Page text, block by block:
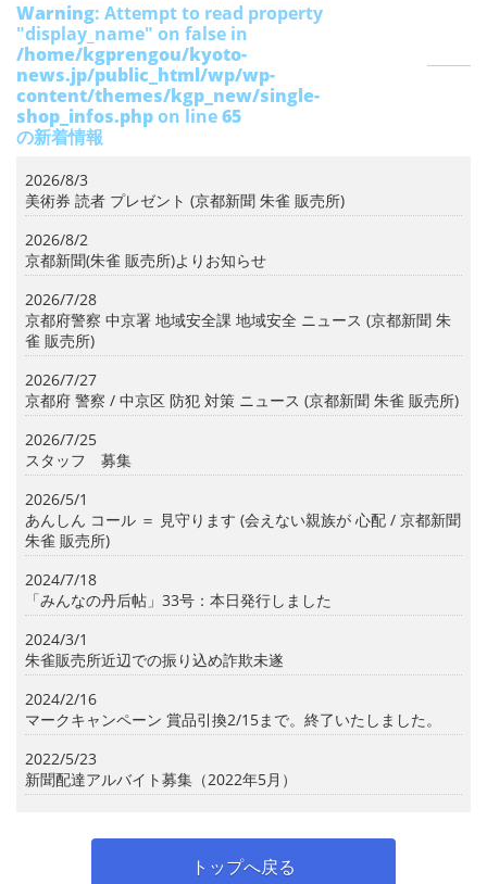
Warning: Attempt to read property
"display_name" on false in
/home/kgprengou/kyoto-
news.jp/public_html/wp/wp-
content/themes/kgp_new/single-
shop_infos.phpon line65
の新着情報
2026/8/3
美術券 読者 プレゼント (京都新聞 朱雀 販売所)
2026/8/2
京都新聞(朱雀 販売所)よりお知らせ
2026/7/28
京都府警察 中京署 地域安全課 地域安全 ニュース (京都新聞 朱
雀 販売所)
2026/7/27
京都府 警察 / 中京区 防犯 対策 ニュース (京都新聞 朱雀 販売所)
2026/7/25
スタッフ 募集
2026/5/1
あんしん コール ＝ 見守ります (会えない親族が 心配 / 京都新聞
朱雀 販売所)
2024/7/18
「みんなの丹后帖」33号：本日発行しました
2024/3/1
朱雀販売所近辺での振り込め詐欺未遂
2024/2/16
マークキャンペーン 賞品引換2/15まで。終了いたしました。
2022/5/23
新聞配達アルバイト募集（2022年5月）
トップへ戻る